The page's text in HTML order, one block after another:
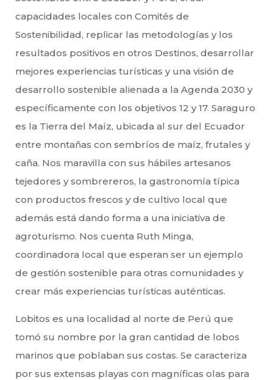
capacidades locales con Comités de
Sostenibilidad, replicar las metodologías y los
resultados positivos en otros Destinos, desarrollar
mejores experiencias turísticas y una visión de
desarrollo sostenible alienada a la Agenda 2030 y
específicamente con los objetivos 12 y 17. Saraguro
es la Tierra del Maíz, ubicada al sur del Ecuador
entre montañas con sembríos de maíz, frutales y
caña. Nos maravilla con sus hábiles artesanos
tejedores y sombrereros, la gastronomía típica
con productos frescos y de cultivo local que
además está dando forma a una iniciativa de
agroturismo. Nos cuenta Ruth Minga,
coordinadora local que esperan ser un ejemplo
de gestión sostenible para otras comunidades y
crear más experiencias turísticas auténticas.
Lobitos es una localidad al norte de Perú que
tomó su nombre por la gran cantidad de lobos
marinos que poblaban sus costas. Se caracteriza
por sus extensas playas con magníficas olas para